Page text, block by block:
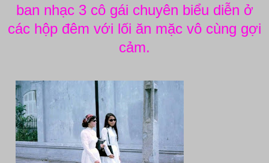
ban nhạc 3 cô gái chuyên biểu diễn ở
các hộp đêm với lối ăn mặc vô cùng gợi
cảm.